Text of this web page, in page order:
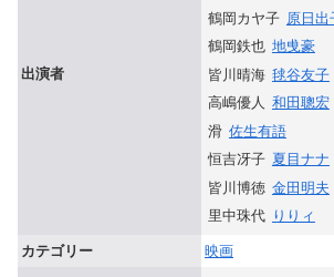
出演者
鶴岡カヤ子 原日出
鶴岡鉄也 地曵豪
皆川晴海 毬谷友子
高嶋優人 和田聰宏
滑 佐生有語
恒吉冴子 夏目ナナ
皆川博徳 金田明夫
里中珠代 りりィ
カテゴリー
映画